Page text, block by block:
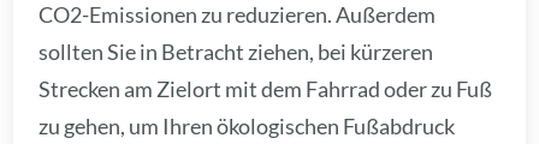
CO2-Emissionen zu reduzieren. Außerdem
sollten Sie in Betracht ziehen, bei kürzeren
Strecken am Zielort mit dem Fahrrad oder zu Fuß
zu gehen, um Ihren ökologischen Fußabdruck